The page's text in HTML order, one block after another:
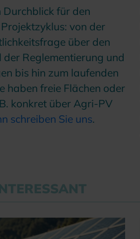
für den
von der
über den
der Reglementierung und
bis hin zum laufenden
haben freie Flächen oder
konkret über Agri-PV
schreiben Sie uns.